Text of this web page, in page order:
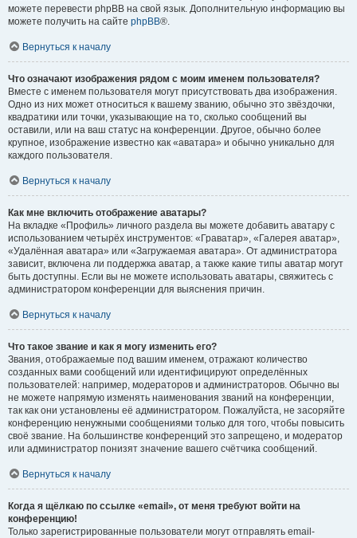
можете перевести phpBB на свой язык. Дополнительную информацию вы
можете получить на сайте phpBB®.
Вернуться к началу
Что означают изображения рядом с моим именем пользователя?
Вместе с именем пользователя могут присутствовать два изображения.
Одно из них может относиться к вашему званию, обычно это звёздочки,
квадратики или точки, указывающие на то, сколько сообщений вы
оставили, или на ваш статус на конференции. Другое, обычно более
крупное, изображение известно как «аватара» и обычно уникально для
каждого пользователя.
Вернуться к началу
Как мне включить отображение аватары?
На вкладке «Профиль» личного раздела вы можете добавить аватару с
использованием четырёх инструментов: «Граватар», «Галерея аватар»,
«Удалённая аватара» или «Загружаемая аватара». От администратора
зависит, включена ли поддержка аватар, а также какие типы аватар могут
быть доступны. Если вы не можете использовать аватары, свяжитесь с
администратором конференции для выяснения причин.
Вернуться к началу
Что такое звание и как я могу изменить его?
Звания, отображаемые под вашим именем, отражают количество
созданных вами сообщений или идентифицируют определённых
пользователей: например, модераторов и администраторов. Обычно вы
не можете напрямую изменять наименования званий на конференции,
так как они установлены её администратором. Пожалуйста, не засоряйте
конференцию ненужными сообщениями только для того, чтобы повысить
своё звание. На большинстве конференций это запрещено, и модератор
или администратор понизят значение вашего счётчика сообщений.
Вернуться к началу
Когда я щёлкаю по ссылке «email», от меня требуют войти на
конференцию!
Только зарегистрированные пользователи могут отправлять email-